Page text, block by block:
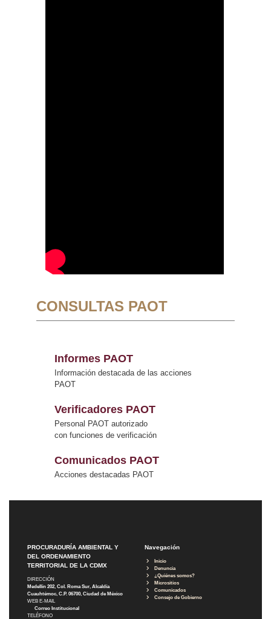
CONSULTAS PAOT
Informes PAOT
Información destacada de las acciones
PAOT
Verificadores PAOT
Personal PAOT autorizado
con funciones de verificación
Comunicados PAOT
Acciones destacadas PAOT
PROCURADURÍA AMBIENTAL Y
DEL ORDENAMIENTO
TERRITORIAL DE LA CDMX
DIRECCIÓN
Medellín 202, Col. Roma Sur, Alcaldía
Cuauhtémoc, C.P. 06700, Ciudad de México
WEB E-MAIL
Correo Institucional
TELÉFONO
Navegación
Inicio
Denuncia
¿Quiénes somos?
Micrositios
Comunicados
Consejo de Gobierno